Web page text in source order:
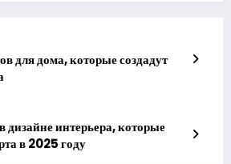
для дома, которые создадут
интерьера, которые
в 2025 году